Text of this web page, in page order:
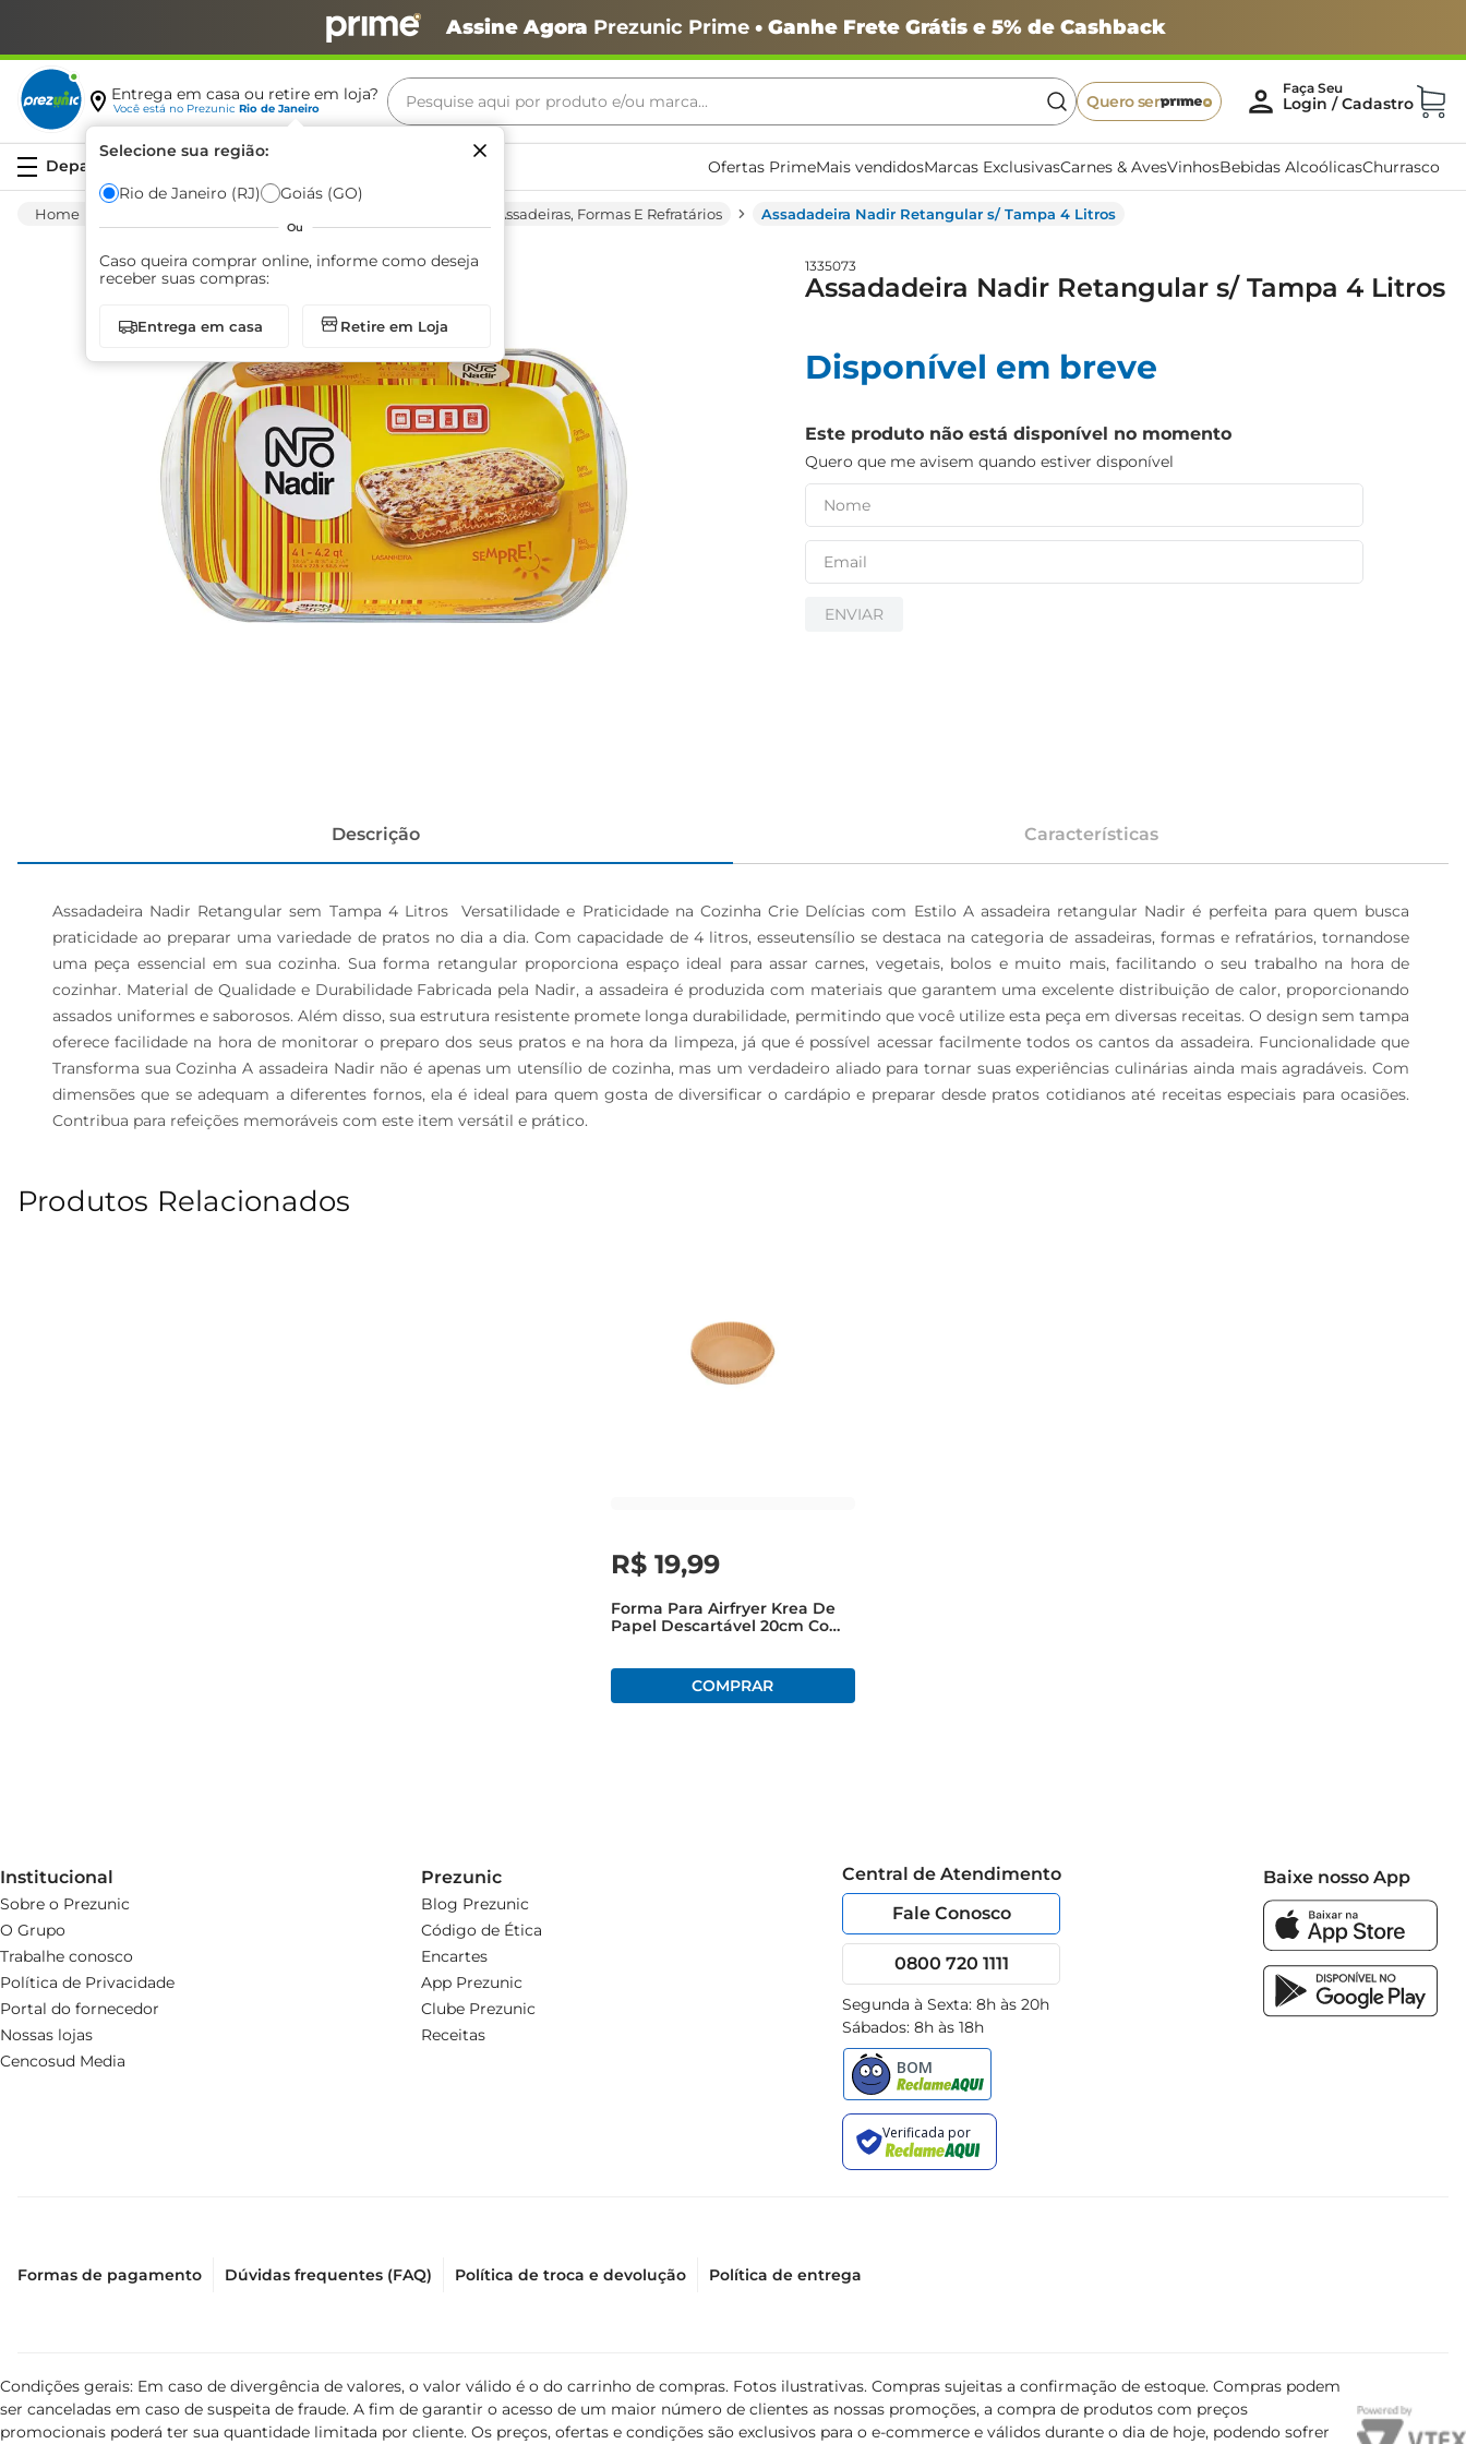
Assine Agora Prezunic Prime• Ganhe Frete Grátis e 5% de Cashback
Entrega em casa ou retire em loja?
Você está no Prezunic Rio de Janeiro
Selecione sua região:
Rio de Janeiro (RJ) Goiás (GO)
Ou
Caso queira comprar online, informe como deseja
receber suas compras:
Entrega em casa Retire em Loja
Pesquise aqui por produto e/ou marca...
Quero ser
Ofertas PrimeMais vendidosMarcas ExclusivasCarnes & AvesVinhosBebidas AlcoólicasChurrasco
Assadeiras, Formas E Refratários Assadadeira Nadir Retangular s/ Tampa 4 Litros
1335073
Assadadeira Nadir Retangular s/ Tampa 4 Litros
Disponível em breve
Este produto não está disponível no momento
Quero que me avisem quando estiver disponível
ENVIAR
Descrição Características
Assadadeira Nadir Retangular sem Tampa 4 Litros  Versatilidade e Praticidade na Cozinha Crie Delícias com Estilo A assadeira retangular Nadir é perfeita para quem busca
praticidade ao preparar uma variedade de pratos no dia a dia. Com capacidade de 4 litros, esseutensílio se destaca na categoria de assadeiras, formas e refratários, tornandose
uma peça essencial em sua cozinha. Sua forma retangular proporciona espaço ideal para assar carnes, vegetais, bolos e muito mais, facilitando o seu trabalho na hora de
cozinhar. Material de Qualidade e Durabilidade Fabricada pela Nadir, a assadeira é produzida com materiais que garantem uma excelente distribuição de calor, proporcionando
assados uniformes e saborosos. Além disso, sua estrutura resistente promete longa durabilidade, permitindo que você utilize esta peça em diversas receitas. O design sem tampa
oferece facilidade na hora de monitorar o preparo dos seus pratos e na hora da limpeza, já que é possível acessar facilmente todos os cantos da assadeira. Funcionalidade que
Transforma sua Cozinha A assadeira Nadir não é apenas um utensílio de cozinha, mas um verdadeiro aliado para tornar suas experiências culinárias ainda mais agradáveis. Com
dimensões que se adequam a diferentes fornos, ela é ideal para quem gosta de diversificar o cardápio e preparar desde pratos cotidianos até receitas especiais para ocasiões.
Contribua para refeições memoráveis com este item versátil e prático.
Produtos Relacionados
R$ 19,99
Forma Para Airfryer Krea De
Papel Descartável 20cm Com
Institucional
Sobre o Prezunic
O Grupo
Trabalhe conosco
Política de Privacidade
Portal do fornecedor
Nossas lojas
Cencosud Media
Prezunic
Blog Prezunic
Código de Ética
Encartes
App Prezunic
Clube Prezunic
Receitas
Central de Atendimento
Fale Conosco
0800 720 1111
Segunda à Sexta: 8h às 20h
Sábados: 8h às 18h
Baixe nosso App
Formas de pagamento Dúvidas frequentes (FAQ) Política de troca e devolução Política de entrega
Condições gerais: Em caso de divergência de valores, o valor válido é o do carrinho de compras. Fotos ilustrativas. Compras sujeitas a confirmação de estoque. Compras podem
ser canceladas em caso de suspeita de fraude. A fim de garantir o acesso de um maior número de clientes as nossas promoções, a compra de produtos com preços
promocionais poderá ter sua quantidade limitada por cliente. Os preços, ofertas e condições são exclusivos para o e-commerce e válidos durante o dia de hoje, podendo sofrer
Termos mais buscados
café
biscoito
azeite
arroz
iogurte
papel higiênico
cerveja